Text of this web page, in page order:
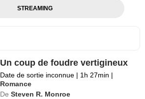
STREAMING
Un coup de foudre vertigineux
Date de sortie inconnue | 1h 27min |
Romance
De Steven R. Monroe